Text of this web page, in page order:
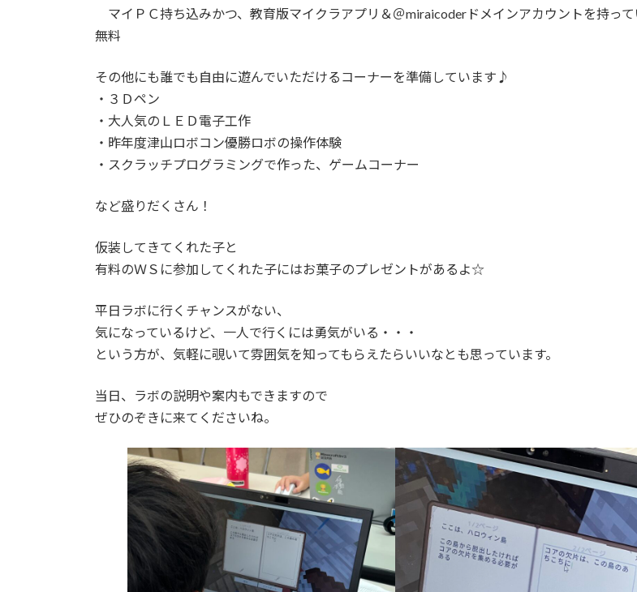
マイＰＣ持ち込みかつ、教育版マイクラアプリ＆＠miraicoderドメインアカウントを持っ
無料
その他にも誰でも自由に遊んでいただけるコーナーを準備しています♪
・３Ｄペン
・大人気のＬＥＤ電子工作
・昨年度津山ロボコン優勝ロボの操作体験
・スクラッチプログラミングで作った、ゲームコーナー
など盛りだくさん！
仮装してきてくれた子と
有料のＷＳに参加してくれた子にはお菓子のプレゼントがあるよ☆
平日ラボに行くチャンスがない、
気になっているけど、一人で行くには勇気がいる・・・
という方が、気軽に覗いて雰囲気を知ってもらえたらいいなとも思っています。
当日、ラボの説明や案内もできますので
ぜひのぞきに来てくださいね。